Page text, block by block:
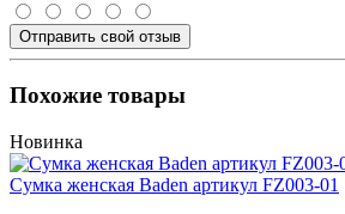
Отправить свой отзыв
Похожие товары
Новинка
Сумка женская Baden артикул FZ003-01